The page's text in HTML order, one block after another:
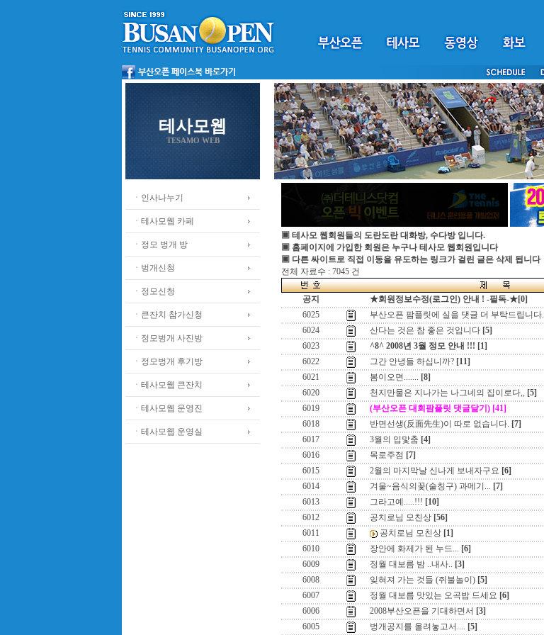
테사모웹
TESAMO WEB
ㆍ인사나누기
ㆍ테사모웹 카페
ㆍ정모 벙개 방
ㆍ벙개신청
ㆍ정모신청
ㆍ큰잔치 참가신청
ㆍ정모벙개 사진방
ㆍ정모벙개 후기방
ㆍ테사모웹 큰잔치
ㆍ테사모웹 운영진
ㆍ테사모웹 운영실
▣ 테사모 웹회원들의 도란도란 대화방, 수다방 입니다.
▣ 홈페이지에 가입한 회원은 누구나 테사모 웹회원입니다
▣ 다른 싸이트로 직접 이동을 유도하는 링크가 걸린 글은 삭제 됩니다
전체 자료수 : 7045 건
공지 ★회원정보수정(로그인) 안내 ! -필독-★[0]
6025
부산오픈 팜플릿에 실을 댓글 더 부탁드립니다.
6024
산다는 것은 참 좋은 것입니다 [5]
6023
^8^ 2008년 3월 정모 안내 !!! [1]
6022
그간 안녕들 하십니까? [11]
6021
봄이오면....... [8]
6020
천지만물은 지나가는 나그네의 집이로다,, [5]
6019
(부산오픈 대회팜플릿 댓글달기) [41]
6018
반면선생(反面先生)이 따로 없습니다. [7]
6017
3월의 입맟춤 [4]
6016
목로주점 [7]
6015
2월의 마지막날 신나게 보내자구요 [6]
6014
겨울~음식의꽃(술칭구) 과메기... [7]
6013
그라고예.....!!! [10]
6012
공치로님 모친상 [56]
6011
공치로님 모친상 [1]
6010
장안에 화제가 된 누드... [6]
6009
정월 대보름 밤 ..내사.. [3]
6008
잊혀져 가는 것들 (쥐불놀이) [5]
6007
정월 대보름 맛있는 오곡밥 드세요 [6]
6006
2008부산오픈을 기대하면서 [3]
6005
벙개공지를 올려놓고서.... [5]